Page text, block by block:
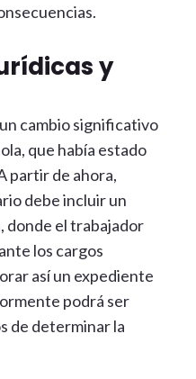
y
cambio significativo
que había estado
partir de ahora,
debe incluir un
donde el trabajador
los cargos
así un expediente
podrá ser
de determinar la